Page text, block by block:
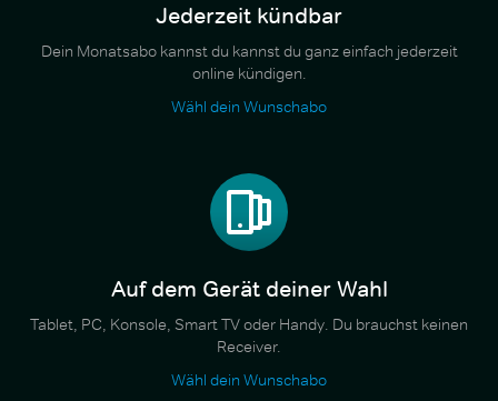
Jederzeit kündbar
Dein Monatsabo kannst du kannst du ganz einfach jederzeit
online kündigen.
Wähl dein Wunschabo
Auf dem Gerät deiner Wahl
Tablet, PC, Konsole, Smart TV oder Handy. Du brauchst keinen
Receiver.
Wähl dein Wunschabo